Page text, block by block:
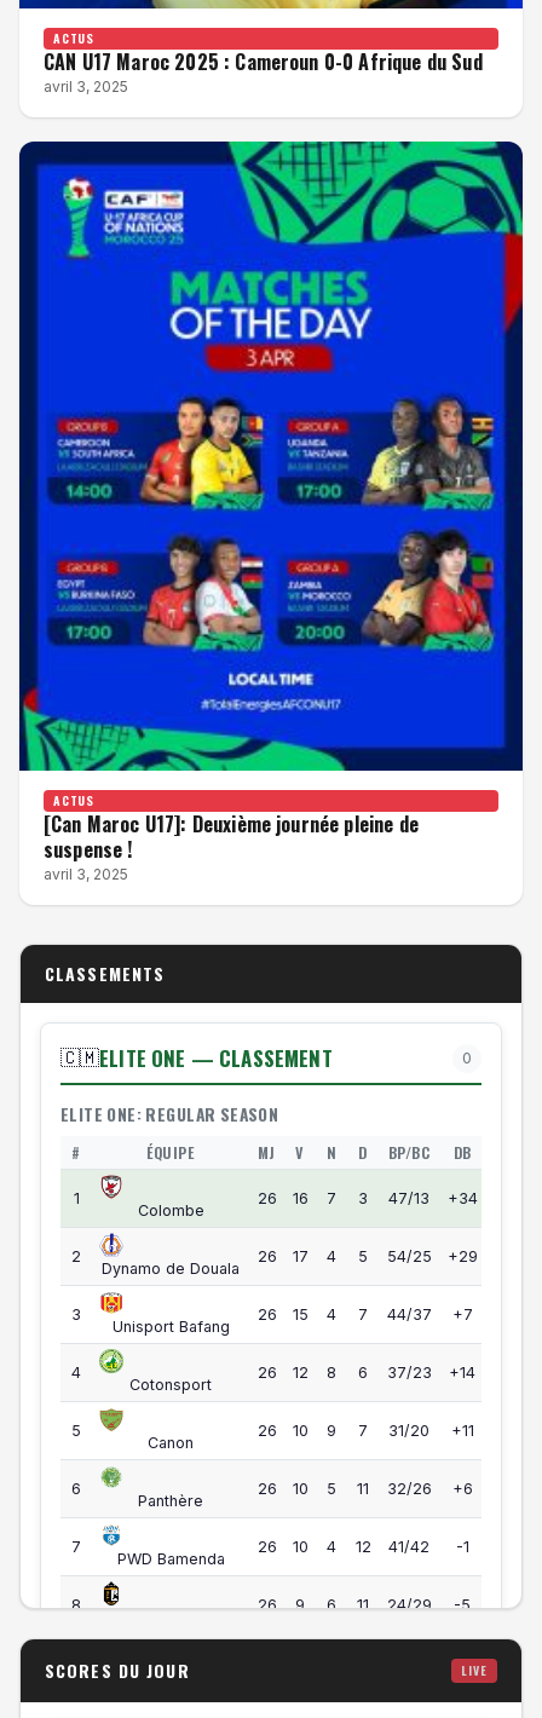
ACTUS
CAN U17 Maroc 2025 : Cameroun 0-0 Afrique du Sud
avril 3, 2025
ACTUS
[Can Maroc U17]: Deuxième journée pleine de
suspense !
avril 3, 2025
CLASSEMENTS
🇨🇲ELITE ONE — CLASSEMENT 0
ELITE ONE: REGULAR SEASON
Elite One — Classement
# ÉQUIPE MJ V N D BP/BC DB
1
Colombe
26 16 7 3 47/13 +34
2
Dynamo de Douala
26 17 4 5 54/25 +29
3
Unisport Bafang
26 15 4 7 44/37 +7
4
Cotonsport
26 12 8 6 37/23 +14
5
Canon
26 10 9 7 31/20 +11
6
Panthère
26 10 5 11 32/26 +6
7
PWD Bamenda
26 10 4 12 41/42 -1
8 26 9 6 11 24/29 -5 33
9
Victoria United
-9 33
SCORES DU JOUR LIVE